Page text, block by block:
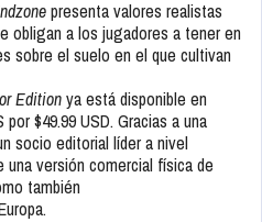
presenta valores realistas
obligan a los jugadores a tener en
sobre el suelo en el que cultivan
Editionya está disponible en
$49.99 USD. Gracias a una
socio editorial líder a nivel
una versión comercial física de
también